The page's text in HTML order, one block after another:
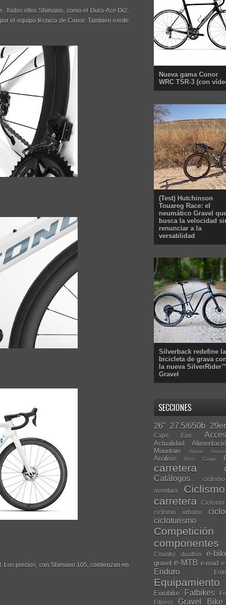
Todos ellos Shimano, como el Dura-Ace Di2,
el equipo técnico de Conor. También existe
Los precios, con Shimano 105, comienzan en
Nueva gama Conor
WRC TSR-3 (con
(Test) Hutchinson
Touareg Race: el
neumático Gravel
busca la velocidad
renunciar a la
versatilidad
Silverback redefine la
bicicleta de grava
la nueva
Gravel
SECCIONES
26" 27.5/650b 29er
Cape Epic
Actualidad
Mountain
Alpine
Análisis Bicis Cargo
carretera
Catálogos
aventura
carretera
Ciclismo
ciclismo urbano
cicloturismo
Competición
componentes
Country duatlón e-
gravel e-MTB e-road
Enduro
Equipamiento
Eurobike Fatbikes
Fitness
Gravel Bike